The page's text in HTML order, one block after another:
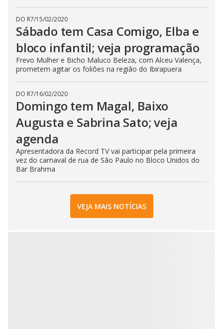
DO R7/15/02/2020
Sábado tem Casa Comigo, Elba e
bloco infantil; veja programação
Frevo Mulher e Bicho Maluco Beleza, com Alceu Valença,
prometem agitar os foliões na região do Ibirapuera
DO R7/16/02/2020
Domingo tem Magal, Baixo
Augusta e Sabrina Sato; veja
agenda
Apresentadora da Record TV vai participar pela primeira
vez do carnaval de rua de São Paulo no Bloco Unidos do
Bar Brahma
VEJA MAIS NOTÍCIAS